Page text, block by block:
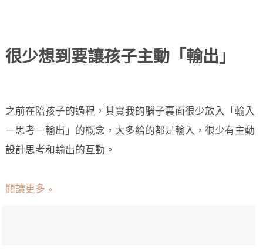
很少想到要讓孩子主動「輸出」
之前在陪孩子的過程，其實我的腦子裏面很少放入「輸入
－思考－輸出」的概念，大多給的都是輸入，很少有主動
設計思考和輸出的互動。
閱讀更多 »